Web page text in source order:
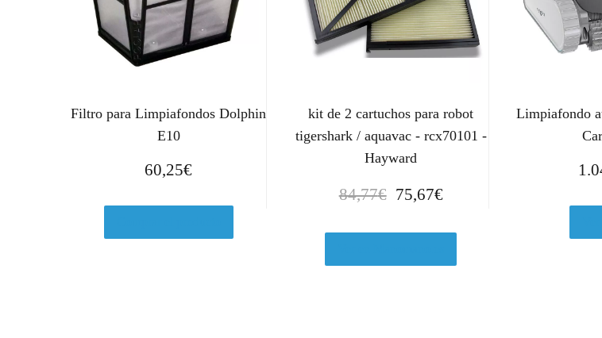
Filtro para Limpiafondos Dolphin
E10
60,25€
kit de 2 cartuchos para robot
tigershark / aquavac - rcx70101 -
Hayward
84,77€ E
p
e
75,67€E
p
e
Limpiafondo